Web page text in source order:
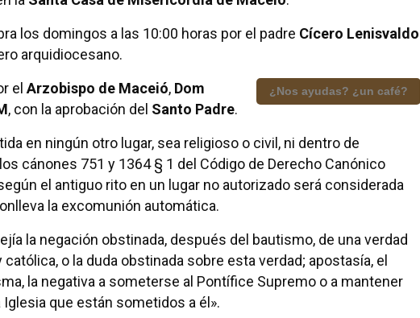
los domingos a las 10:00 horas por el padre Cícero Lenisvaldo
arquidiocesano.
¿Nos ayudas? ¿un café?
el Arzobispo de Maceió, Dom
, con la aprobación del Santo Padre.
en ningún otro lugar, sea religioso o civil, ni dentro de
cánones 751 y 1364 § 1 del Código de Derecho Canónico
el antiguo rito en un lugar no autorizado será considerada
la excomunión automática.
la negación obstinada, después del bautismo, de una verdad
o la duda obstinada sobre esta verdad; apostasía, el
la negativa a someterse al Pontífice Supremo o a mantener
que están sometidos a él».